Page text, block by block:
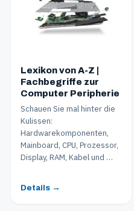
Lexikon von A-Z |
Fachbegriffe zur
Computer Peripherie
Schauen Sie mal hinter die
Kulissen:
Hardwarekomponenten,
Mainboard, CPU, Prozessor,
Display, RAM, Kabel und …
Details →